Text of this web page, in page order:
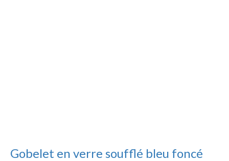
Gobelet en verre soufflé bleu foncé